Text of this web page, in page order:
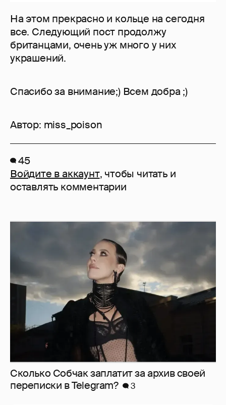
На этом прекрасно и кольце на сегодня
все. Следующий пост продолжу
британцами, очень уж много у них
украшений.
Спасибо за внимание;) Всем добра ;)
Автор: miss_poison
45
Войдите в аккаунт, чтобы читать и
оставлять комментарии
Сколько Собчак заплатит за архив своей
перeписки в Telegram?
3